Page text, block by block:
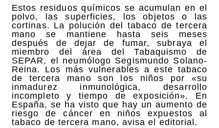
Estos residuos químicos se acumulan en el
polvo, las superficies, los objetos o las
cortinas. La polución del tabaco de tercera
mano se mantiene hasta seis meses
después de dejar de fumar, subraya el
miembro del área del Tabaquismo de
SEPAR, el neumólogo Segismundo Solano-
Reina. Los más vulnerables a este tabaco
de tercera mano son los niños por «su
inmadurez inmunológica, desarrollo
incompleto y tiempo de exposición». En
España, se ha visto que hay un aumento de
riesgo de cáncer en niños expuestos al
tabaco de tercera mano, avisa el editorial.